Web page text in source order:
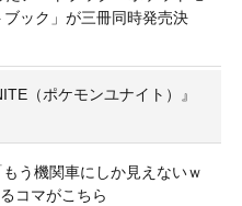
ック」が三冊同時発売決
（ポケモンユナイト）』
もう機関車にしか見えないｗ
コマがこちら